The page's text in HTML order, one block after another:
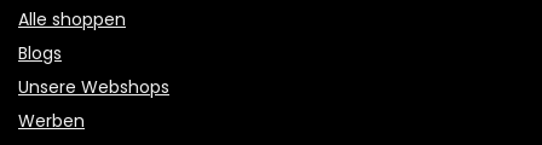
Alle shoppen
Blogs
Unsere Webshops
Werben